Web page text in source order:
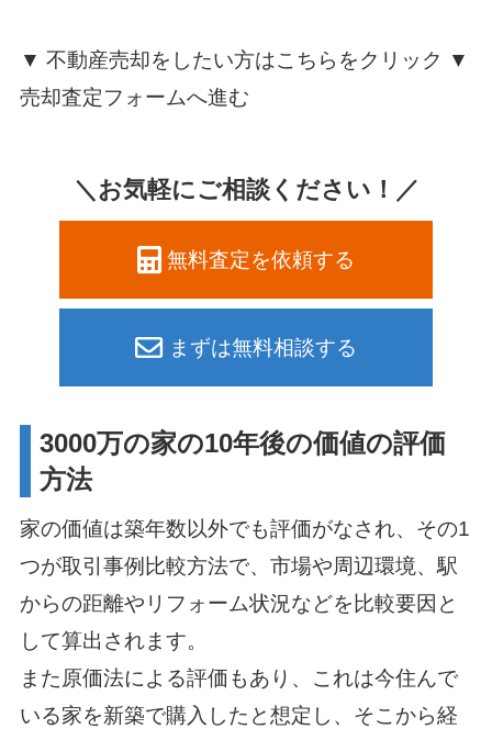
▼ 不動産売却をしたい方はこちらをクリック ▼
売却査定フォームへ進む
＼お気軽にご相談ください！／
無料査定を依頼する
まずは無料相談する
3000万の家の10年後の価値の評価
方法
家の価値は築年数以外でも評価がなされ、その1
つが取引事例比較方法で、市場や周辺環境、駅
からの距離やリフォーム状況などを比較要因と
して算出されます。
また原価法による評価もあり、これは今住んで
いる家を新築で購入したと想定し、そこから経